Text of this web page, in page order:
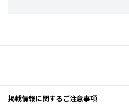
掲載情報に関するご注意事項